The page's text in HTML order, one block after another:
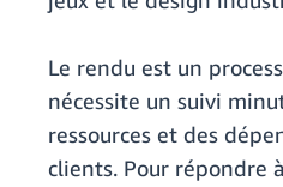
Le rendu est un
nécessite un suivi
ressources et des
clients. Pour répondre